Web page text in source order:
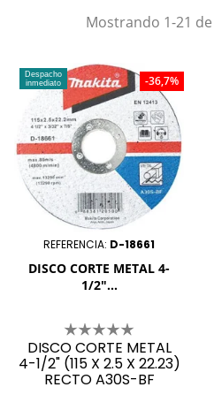
Mostrando 1-21
Despacho
inmediato
REFERENCIA: D-18661
DISCO CORTE METAL 4-
1/2"...
DISCO CORTE METAL
4-1/2" (115 X 2.5 X 22.23)
RECTO A30S-BF
-36,7%